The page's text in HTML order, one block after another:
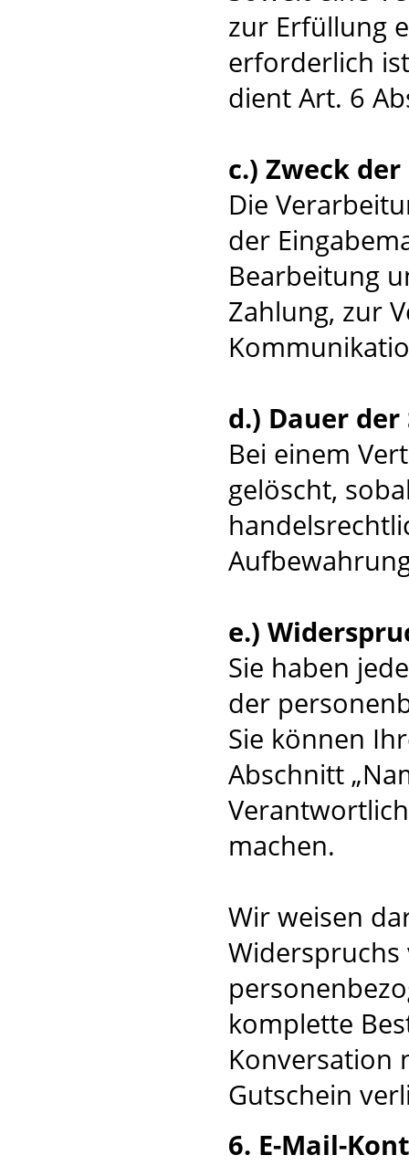
zur Erfüllung
erforderlich
dient Art. 6
c.) Zweck
Die
der
Bearbeitung
Zahlung, zur
d.) Dauer
Bei einem
gelöscht,
e.)
Sie haben
der
Sie können
Abschnitt
machen.
Wir weisen
Widerspruchs
komplette
Konversation
Gutschein
6. E-Mail-